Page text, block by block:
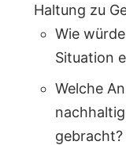
Haltung zu
Wie
Situation
Welche
gebracht?